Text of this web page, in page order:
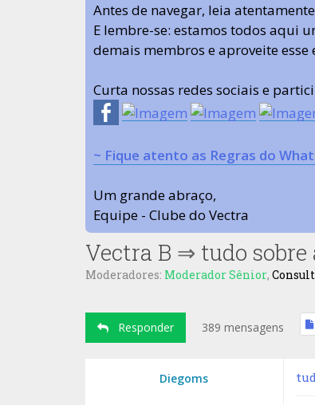
Antes de navegar, leia
E lembre-se: estamos todos aqui
demais membros e aproveite esse
Curta nossas redes sociais e
~ Fique atento as Regras do
Um grande abraço,
Equipe - Clube do Vectra
Vectra B ⇒ tudo
Moderadores: Moderador Sênior,
Responder 389 mensagens
Diegoms